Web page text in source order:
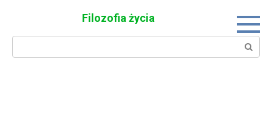
Filozofia życia
Search: